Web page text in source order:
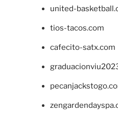
united-
tios-tacos.com
cafecito-satx.com